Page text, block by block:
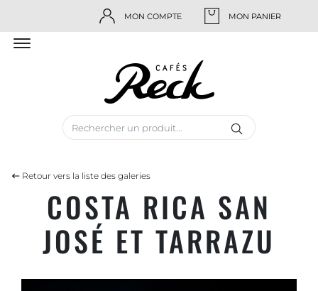
MON COMPTE MON PANIER
Retour vers la liste des galeries
COSTA RICA SAN
JOSÉ ET TARRAZU